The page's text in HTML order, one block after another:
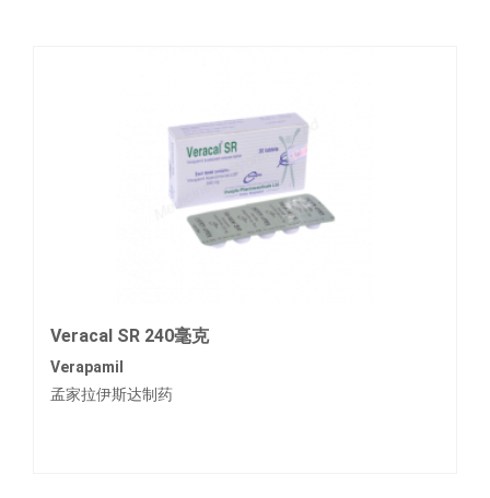
Veracal SR 240毫克
Verapamil
孟家拉伊斯达制药